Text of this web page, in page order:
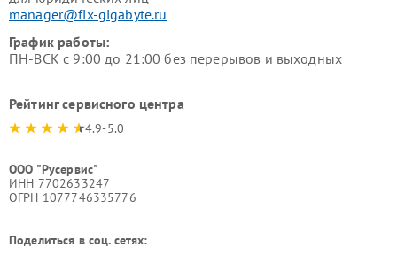
manager@fix-gigabyte.ru
График работы:
ПН-ВСК с 9:00 до 21:00 без перерывов и выходных
Рейтинг сервисного центра
4.9-5.0
ООО "Русервис"
ИНН 7702633247
ОГРН 1077746335776
Поделиться в соц. сетях: